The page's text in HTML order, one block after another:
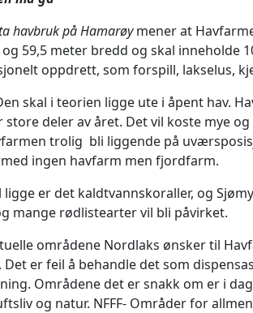
havbruk på Hamarøymener at
59,5 meter bredd og skal inneholde
oppdrett, som forspill, lakselus,
skal i teorien ligge ute i åpent hav.
deler av året. Det vil koste mye
trolig bli liggende på
ingen havfarm men fjordfarm.
er det kaldtvannskoraller, og
mange rødlistearter vil bli påvirket.
områdene Nordlaks ønsker til
Det er feil å behandle det som
Områdene det er snakk om er i
og natur. NFFF- Områder for